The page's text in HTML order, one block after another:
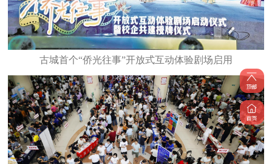
古城首个“侨光往事”开放式互动体验剧场启用